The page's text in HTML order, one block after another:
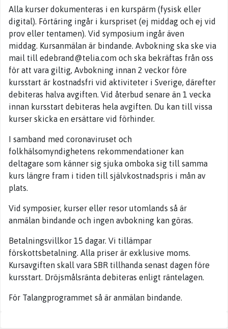
Alla kurser dokumenteras i en kurspärm (fysisk eller
digital). Förtäring ingår i kurspriset (ej middag och ej vid
prov eller tentamen). Vid symposium ingår även
middag. Kursanmälan är bindande. Avbokning ska ske via
mail till edebrand@telia.com och ska bekräftas från oss
för att vara giltig, Avbokning innan 2 veckor före
kursstart är kostnadsfri vid aktiviteter i Sverige, därefter
debiteras halva avgiften. Vid återbud senare än 1 vecka
innan kursstart debiteras hela avgiften. Du kan till vissa
kurser skicka en ersättare vid förhinder.
I samband med coronaviruset och
folkhälsomyndighetens rekommendationer kan
deltagare som känner sig sjuka omboka sig till samma
kurs längre fram i tiden till självkostnadspris i mån av
plats.
Vid symposier, kurser eller resor utomlands så är
anmälan bindande och ingen avbokning kan göras.
Betalningsvillkor 15 dagar. Vi tillämpar
förskottsbetalning. Alla priser är exklusive moms.
Kursavgiften skall vara SBR tillhanda senast dagen före
kursstart. Dröjsmålsränta debiteras enligt räntelagen.
För Talangprogrammet så är anmälan bindande.